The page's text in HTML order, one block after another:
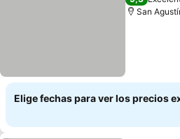
San
Elige fechas para ver los precios